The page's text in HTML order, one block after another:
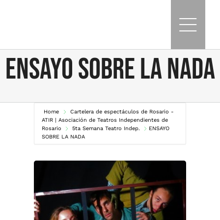
ENSAYO SOBRE LA NADA
Home
Cartelera de espectáculos de Rosario -
ATIR | Asociación de Teatros Independientes de
Rosario
5ta Semana Teatro Indep.
ENSAYO
SOBRE LA NADA